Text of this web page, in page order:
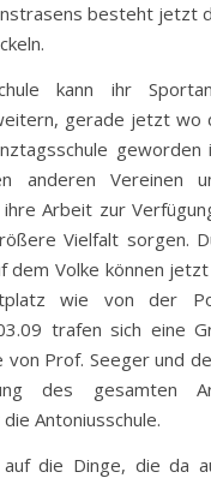
besteht jetzt
kann ihr
gerade jetzt wo
anderen Vereinen
Arbeit zur
Vielfalt sorgen.
dem Volke können
wie von der
trafen sich eine
von Prof. Seeger und
des gesamten
Antoniusschule.
die Dinge, die da